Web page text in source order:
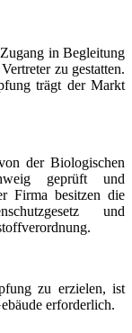
in Begleitung
zu gestatten.
trägt der Markt
der Biologischen
geprüft und
Firma besitzen die
und
zu erzielen, ist
erforderlich.